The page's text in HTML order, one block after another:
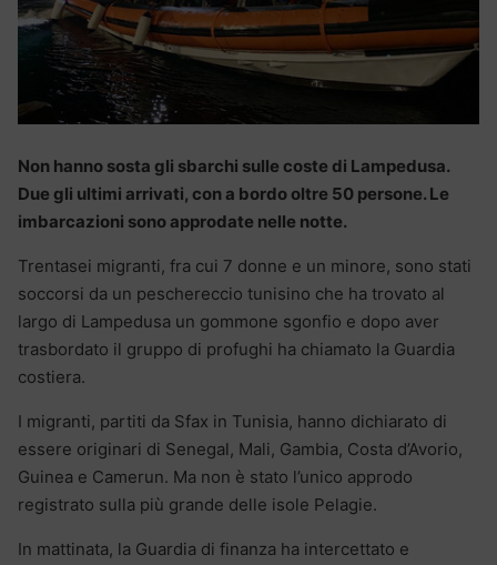
Non hanno sosta gli sbarchi sulle coste di Lampedusa.
Due gli ultimi arrivati, con a bordo oltre 50 persone. Le
imbarcazioni sono approdate nelle notte.
Trentasei migranti, fra cui 7 donne e un minore, sono stati
soccorsi da un peschereccio tunisino che ha trovato al
largo di Lampedusa un gommone sgonfio e dopo aver
trasbordato il gruppo di profughi ha chiamato la Guardia
costiera.
I migranti, partiti da Sfax in Tunisia, hanno dichiarato di
essere originari di Senegal, Mali, Gambia, Costa d’Avorio,
Guinea e Camerun. Ma non è stato l’unico approdo
registrato sulla più grande delle isole Pelagie.
In mattinata, la Guardia di finanza ha intercettato e